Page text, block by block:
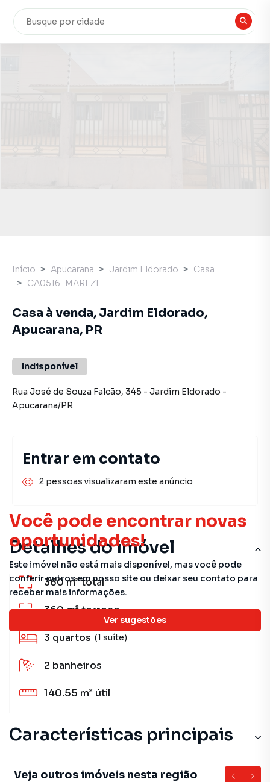
Você pode encontrar novas
oportunidades!
Este imóvel não está mais disponível, mas você pode
conferir outros em nosso site ou deixar seu contato para
receber mais informações.
Ver sugestões
Detalhes do imóvel
360 m²total
360 m²terreno
3 quartos (1 suíte)
2 banheiros
140.55 m² útil
Características principais
Veja outros imóveis nesta região
Início Apucarana Jardim Eldorado
Casa
CA0516_MAREZE
Casa à venda, Jardim Eldorado,
Apucarana, PR
Indisponível
Rua José de Souza Falcão, 345 - Jardim Eldorado -
Apucarana/PR
Entrar em contato
2 pessoas visualizaram este anúncio